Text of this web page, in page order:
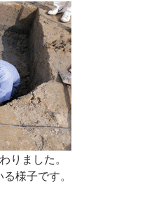
りました。
様子です。